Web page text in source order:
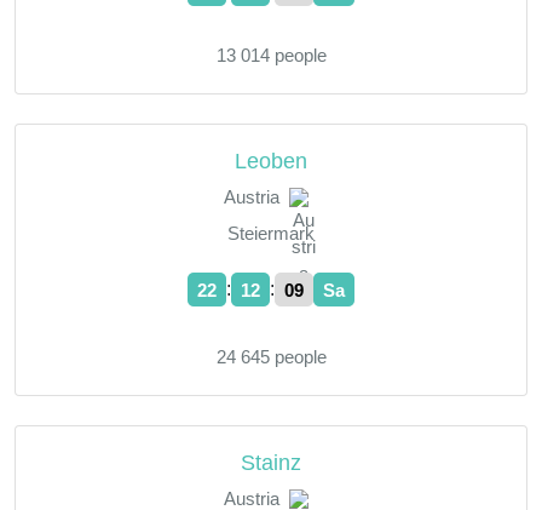
13 014 people
Leoben
Austria
Steiermark
22 : 12 : 10 Sa
24 645 people
Stainz
Austria